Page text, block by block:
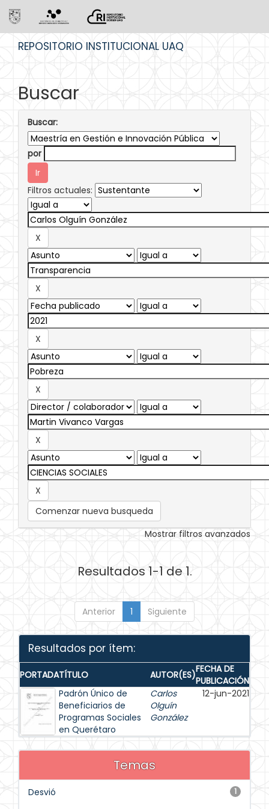
REPOSITORIO INSTITUCIONAL UAQ
Buscar
Buscar:
por
Filtros actuales:
Comenzar nueva busqueda
Mostrar filtros avanzados
Resultados 1-1 de 1.
Anterior 1 Siguiente
Resultados por ítem:
PORTADATÍTULO AUTOR(ES)FECHA DE
PUBLICACIÓN
Padrón Único de
Beneficiarios de
Programas Sociales
en Querétaro
Carlos
Olguín
González
12-jun-2021
Temas
1
Desvió